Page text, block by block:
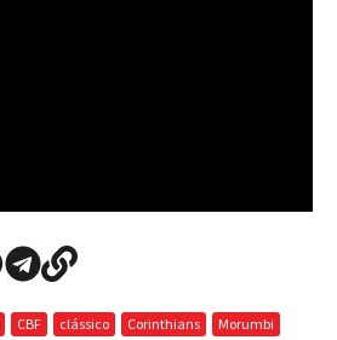
CBF clássico Corinthians
Morumbi